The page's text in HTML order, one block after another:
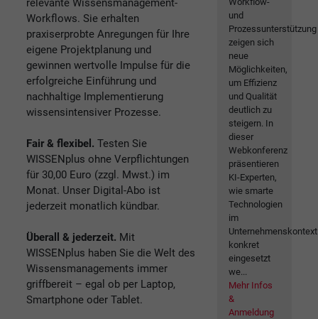
Workflows. Sie erhalten
praxiserprobte Anregungen für Ihre
eigene Projektplanung und
gewinnen wertvolle Impulse für die
erfolgreiche Einführung und
nachhaltige Implementierung
wissensintensiver Prozesse.
Fair & flexibel. Testen Sie
WISSENplus ohne Verpflichtungen
für 30,00 Euro (zzgl. Mwst.) im
Monat. Unser Digital-Abo ist
jederzeit monatlich kündbar.
Überall & jederzeit. Mit
WISSENplus haben Sie die Welt des
Wissensmanagements immer
griffbereit – egal ob per Laptop,
Smartphone oder Tablet.
und
Prozessunterstützung
zeigen sich
neue
Möglichkeiten,
um Effizienz
und Qualität
deutlich zu
steigern. In
dieser
Webkonferenz
präsentieren
KI-Experten,
wie smarte
Technologien
im
Unternehmenskontext
konkret
eingesetzt
we...
Mehr Infos
&
Anmeldung